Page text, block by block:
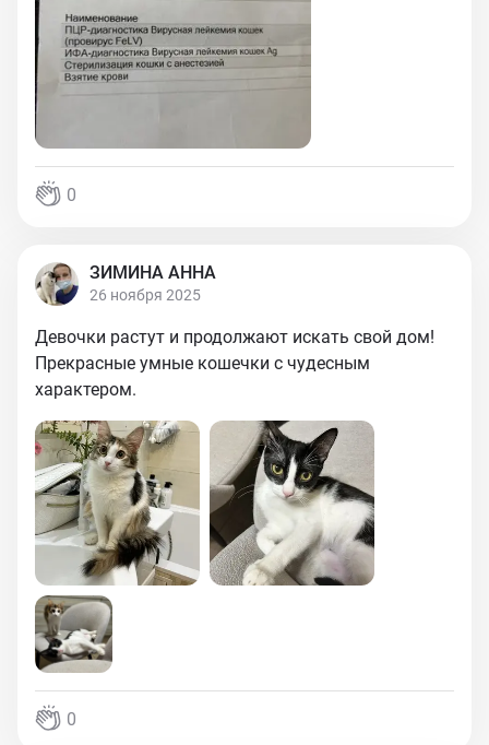
0
ЗИМИНА АННА
26 ноября 2025
Девочки растут и продолжают искать свой дом!
Прекрасные умные кошечки с чудесным
характером.
0